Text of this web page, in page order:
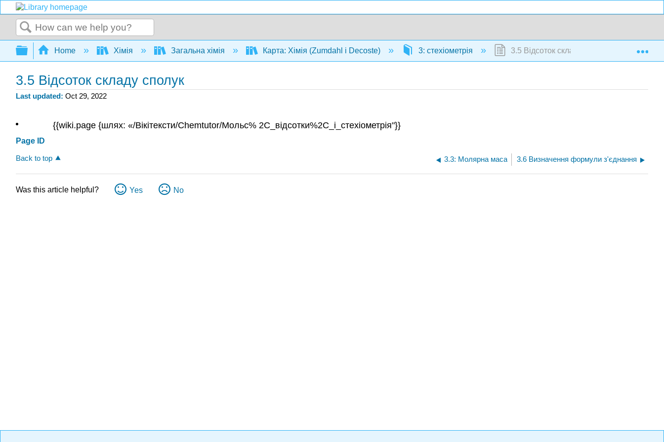
Search
Expand/collapse global hierarchy
Home Хімія Загальна хімія Карта: Хімія (Zumdahl і Decoste) 3: стехіометрія 3.5 Відсоток складу сполук
3.5 Відсоток складу сполук
Last updated Oct 29, 2022
Page ID
{{wiki.page {шлях: «/Вікітексти/Chemtutor/Мольс% 2C_відсотки%2C_і_стехіометрія"}}
Back to top 3.3: Молярна маса 3.6 Визначення формули з'єднання
Was this article helpful? Yes No